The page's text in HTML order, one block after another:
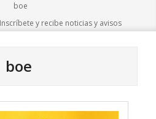
boe
y recibe noticias y avisos
boe